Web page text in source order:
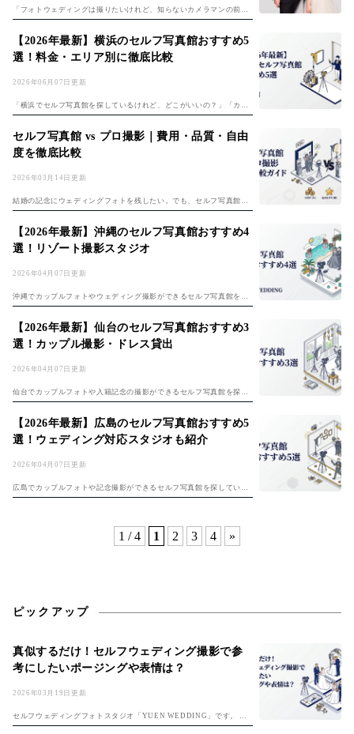
「フォトウェディングは撮りたいけれど、知らないカメラマンの前で
ポーズを取るのは少し気が引ける」「結局はスタッフや他のお客様の
目があって緊張してしまいそう」——そんな理由で一歩を踏みとどま
っている方は、...
2026年06月07日更新
【2026年最新】横浜のセルフ写真館おすすめ5
選！料金・エリア別に徹底比較
「横浜でセルフ写真館を探しているけれど、どこがいいの？」「カッ
プルの記念日や入籍記念に、自分たちらしい写真を残したい」——そ
んな方に向けて、横浜のセルフ写真館おすすめ5選を料金・アクセ
ス・エリア別に徹...
2026年03月14日更新
セルフ写真館 vs プロ撮影｜費用・品質・自由
度を徹底比較
結婚の記念にウェディングフォトを残したい。でも、セルフ写真館と
プロの撮影スタジオ、どちらを選べばいいのか迷っている方は多いの
ではないでしょうか。 近年、韓国発祥の「セルフ写真館」が日本でも
急速に増えて...
2026年04月07日更新
【2026年最新】沖縄のセルフ写真館おすすめ4
選！リゾート撮影スタジオ
沖縄でカップルフォトやウェディング撮影ができるセルフ写真館を探
している方へ。美しい海と独自の文化が魅力の沖縄には、スタジオ内
でのセルフ撮影だけでなく、ビーチを背景にしたウェディング専門の
セルフフォトス...
2026年04月07日更新
【2026年最新】仙台のセルフ写真館おすすめ3
選！カップル撮影・ドレス貸出
仙台でカップルフォトや入籍記念の撮影ができるセルフ写真館を探し
ている方へ。東北の中心都市・仙台にも、セルフ写真館（セルフフォ
トスタジオ）が広がりつつあり、手ごろな価格でプロ品質の記念写真
を残せるスポッ...
2026年04月07日更新
【2026年最新】広島のセルフ写真館おすすめ5
選！ウェディング対応スタジオも紹介
広島でカップルフォトや記念撮影ができるセルフ写真館を探している
方へ。広島市内の中心部を中心に、個性豊かなセルフ写真館（セルフ
1 / 4 1 2 3 4 »
ピックアップ
2026年03月19日更新
真似するだけ！セルフウェディング撮影で参
考にしたいポージングや表情は？
セルフウェディングフォトスタジオ「YUEN WEDDING」です。 初
めてのセルフフォト！準備は「セルフ前撮り完全ガイド」、費用は